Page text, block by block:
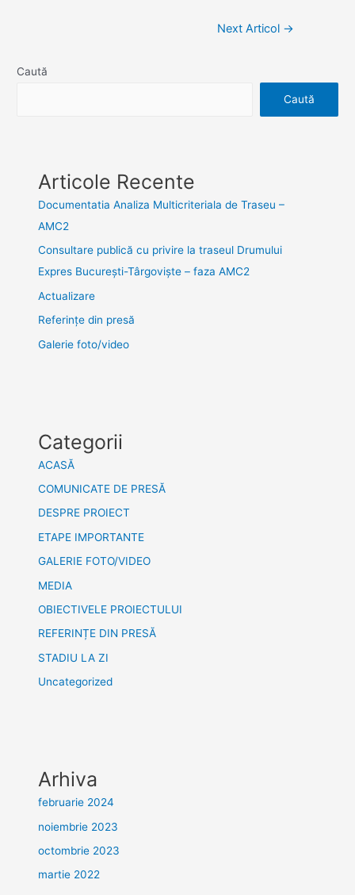
Next Articol →
Caută
Caută
Articole Recente
Documentatia Analiza Multicriteriala de Traseu –
AMC2
Consultare publică cu privire la traseul Drumului
Expres București-Târgoviște – faza AMC2
Actualizare
Referințe din presă
Galerie foto/video
Categorii
ACASĂ
COMUNICATE DE PRESĂ
DESPRE PROIECT
ETAPE IMPORTANTE
GALERIE FOTO/VIDEO
MEDIA
OBIECTIVELE PROIECTULUI
REFERINȚE DIN PRESĂ
STADIU LA ZI
Uncategorized
Arhiva
februarie 2024
noiembrie 2023
octombrie 2023
martie 2022